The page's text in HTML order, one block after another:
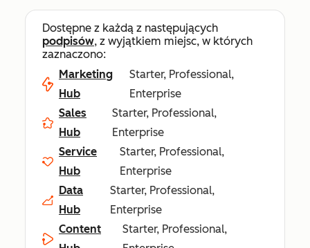
Dostępne z każdą z następujących
podpisów, z wyjątkiem miejsc, w których
zaznaczono:
Marketing
Hub
Starter, Professional,
Enterprise
Sales
Hub
Starter, Professional,
Enterprise
Service
Hub
Starter, Professional,
Enterprise
Data
Hub
Starter, Professional,
Enterprise
Content
Starter, Professional,